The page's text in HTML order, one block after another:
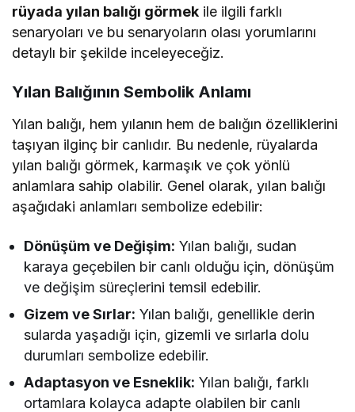
rüyada yılan balığı görmek ile ilgili farklı
senaryoları ve bu senaryoların olası yorumlarını
detaylı bir şekilde inceleyeceğiz.
Yılan Balığının Sembolik Anlamı
Yılan balığı, hem yılanın hem de balığın özelliklerini
taşıyan ilginç bir canlıdır. Bu nedenle, rüyalarda
yılan balığı görmek, karmaşık ve çok yönlü
anlamlara sahip olabilir. Genel olarak, yılan balığı
aşağıdaki anlamları sembolize edebilir:
Dönüşüm ve Değişim: Yılan balığı, sudan
karaya geçebilen bir canlı olduğu için, dönüşüm
ve değişim süreçlerini temsil edebilir.
Gizem ve Sırlar: Yılan balığı, genellikle derin
sularda yaşadığı için, gizemli ve sırlarla dolu
durumları sembolize edebilir.
Adaptasyon ve Esneklik: Yılan balığı, farklı
ortamlara kolayca adapte olabilen bir canlı